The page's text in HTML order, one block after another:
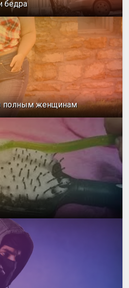
бедра
полным женщинам